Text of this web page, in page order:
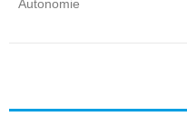
Autonomie